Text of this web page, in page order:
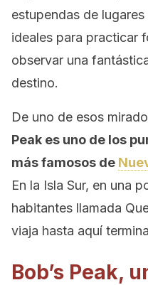
estupendas de
ideales para practicar
observar una
destino.
De uno de esos
Peak es uno de los
más famosos de
En la Isla Sur, en una
habitantes llamada
viaja hasta aquí
Bob’s Peak,